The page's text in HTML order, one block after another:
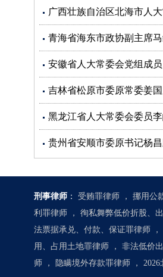
广西壮族自治区北海市人
会副主任蒋同根接受审查
青海省海东市政协副主席
接受审查调查
安徽省人大常委会党组成
书长杜延安接受审查调查
吉林省松原市委原常委姜
受审查调查
黑龙江省人大常委会委员
受审查调查
贵州省安顺市委原书记杨
刑事律师 ： 受贿罪律师 ， 挪用公
利罪律师
， 徇私舞弊低价折股、
法票据承兑、付款、保证罪律师
，
用、占用土地罪律师
， 非法低价
师
， 隐瞒境外存款罪律师 ，